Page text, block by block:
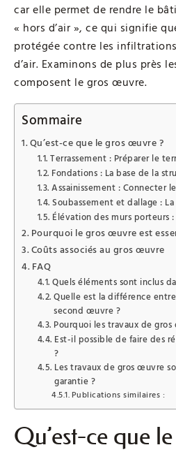
car elle permet de rendre le
« hors d’air », ce qui signifie
protégée contre les
d’air. Examinons de plus près
composent le gros œuvre.
Sommaire
Qu’est-ce que le gros œuvre ?
Terrassement : Préparer le
Fondations : La base de la
Assainissement : Connecter
Soubassement et dallage :
Élévation des murs porteurs
Pourquoi le gros œuvre est
Coûts associés au gros œuvre
FAQ
Quels éléments sont inclus
Quelle est la différence
second œuvre ?
Pourquoi les travaux de
Est-il possible de faire des
?
Les travaux de gros œuvre
garantie ?
Publications similaires :
Qu’est-ce que